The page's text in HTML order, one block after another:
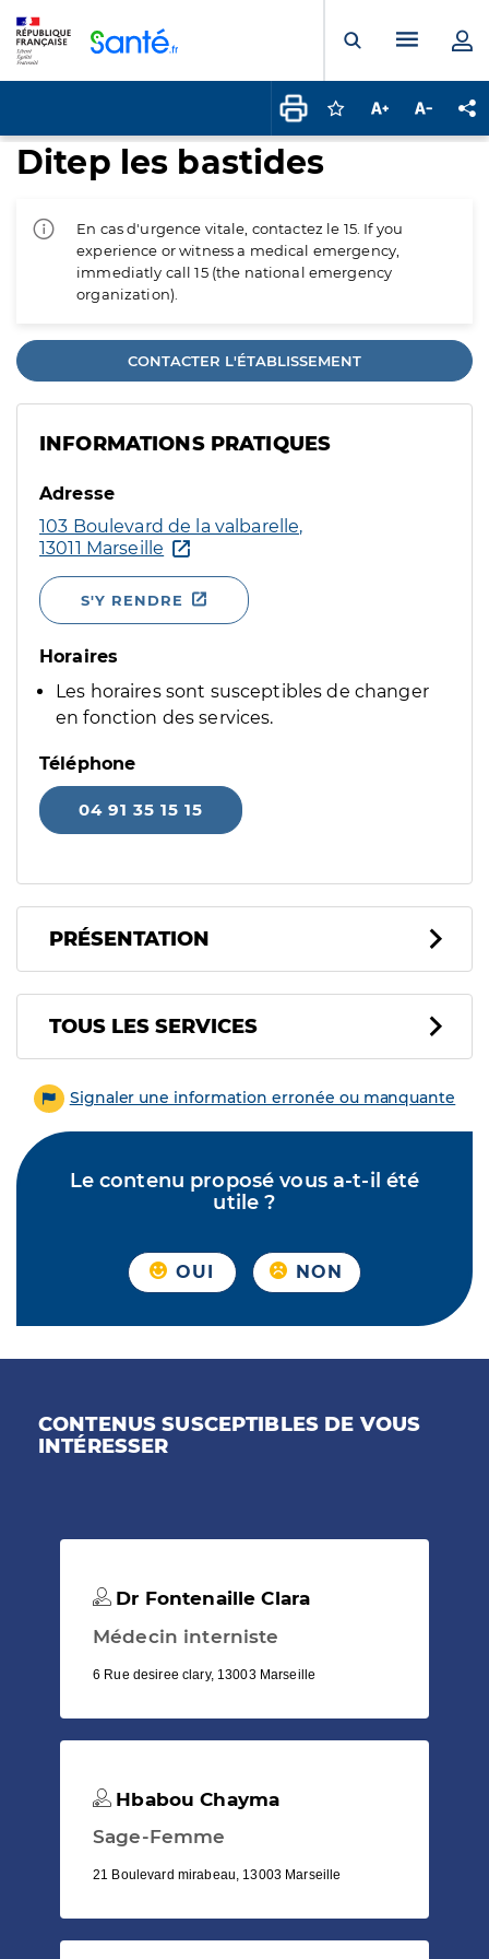
Ouvrir laMenu
Connectez-vous
Augmenter la
Ditep les bastides
En cas d'urgence vitale, contactez le 15. If you
experience or witness a medical emergency,
immediatly call 15 (the national emergency
organization).
CONTACTER L'ÉTABLISSEMENT
INFORMATIONS PRATIQUES
Adresse
103 Boulevard de la valbarelle,
13011 Marseille
S'Y RENDRE
Horaires
Les horaires sont susceptibles de changer
en fonction des services.
Téléphone
04 91 35 15 15
PRÉSENTATION
Tous les services
TOUS LES SERVICES
Signaler une information erronée ou manquante
Le contenu proposé vous a-t-il été
utile ?
OUI NON
CONTENUS SUSCEPTIBLES DE VOUS
INTÉRESSER
Dr Fontenaille Clara
Médecin interniste
6 Rue desiree clary, 13003 Marseille
Hbabou Chayma
Sage-Femme
21 Boulevard mirabeau, 13003 Marseille